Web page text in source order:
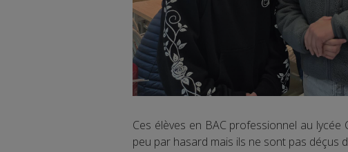
Ces élèves en BAC professionnel au
peu par hasard mais ils ne sont pas déçus